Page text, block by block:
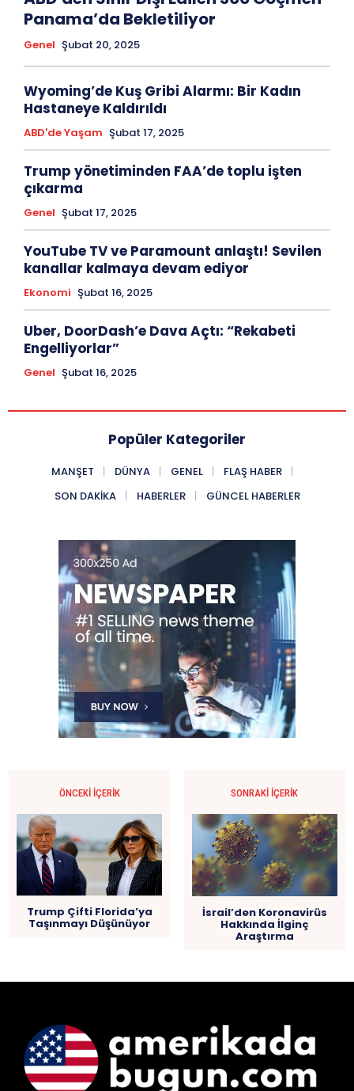
Panama’da Bekletiliyor
Genel Şubat 20, 2025
Wyoming’de Kuş Gribi Alarmı: Bir Kadın
Hastaneye Kaldırıldı
ABD'de Yaşam Şubat 17, 2025
Trump yönetiminden FAA’de toplu işten
çıkarma
Genel Şubat 17, 2025
YouTube TV ve Paramount anlaştı! Sevilen
kanallar kalmaya devam ediyor
Ekonomi Şubat 16, 2025
Uber, DoorDash’e Dava Açtı: “Rekabeti
Engelliyorlar”
Genel Şubat 16, 2025
Popüler Kategoriler
MANŞET DÜNYA GENEL
FLAŞ HABER
SON DAKIKA
HABERLER GÜNCEL HABERLER
ÖNCEKI İÇERIK
Trump Çifti Florida’ya
Taşınmayı Düşünüyor
SONRAKI İÇERIK
İsrail’den Koronavirüs
Hakkında İlginç
Araştırma